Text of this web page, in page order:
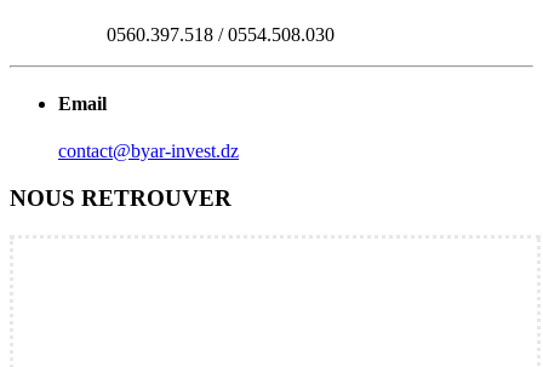
0560.397.518 / 0554.508.030
Email
contact@byar-invest.dz
NOUS RETROUVER